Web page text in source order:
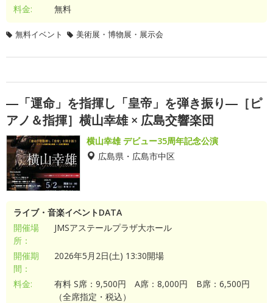
料金: 無料
無料イベント 美術展・博物展・展示会
―「運命」を指揮し「皇帝」を弾き振り―［ピ
アノ＆指揮］横山幸雄 × 広島交響楽団
横山幸雄 デビュー35周年記念公演
広島県・広島市中区
ライブ・音楽イベントDATA
開催場
所：
JMSアステールプラザ大ホール
開催期
間：
2026年5月2日(土) 13:30開場
料金:
有料 S席：9,500円 A席：8,000円 B席：6,500円
（全席指定・税込）